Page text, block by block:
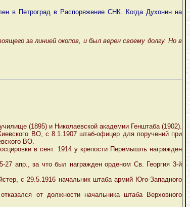
в Петроград в Распоряжение СНК. Когда Духонин на
за линией окопов, и был верен своему долгу. Но в
(1895) и Николаевской академии Генштаба (1902).
ВО, с 8.1.1907 штаб-офицер для поручений при
ВО.
в сент. 1914 у крепости Перемышль награжден
апр., за что был награжден орденом Св. Георгия 3-й
с 29.5.1916 начальник штаба армий Юго-Западного
от должности начальника штаба Верховного